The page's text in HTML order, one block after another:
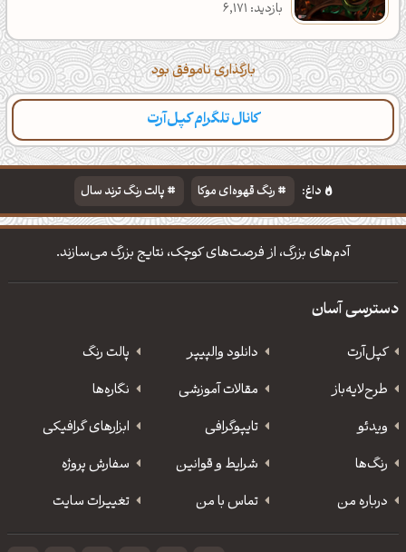
بازدید: 6,171
بارگذاری ناموفق بود
کانال تلگرام کپل‌آرت
داغ: رنگ قهوه‌ای موکا
پالت رنگ ترند سال
دانلود والپیپر مذهبی
تایپوگرافی شعر مولانا
آدم‌های بزرگ، از فرصت‌های کوچک، نتایج بزرگ می‌سازند.
دسترسی آسان
کپل‌آرت دانلود‌ والپیپر
پالت رنگ
طرح‌لایه‌باز
مقالات آموزشی
نگاره‌ها
ویدئو
‌تایپوگرافی
ابزارهای گرافیکی
رنگ‌ها
شرایط و قوانین
سفارش پروژه
درباره من
تماس با من تغییرات سایت